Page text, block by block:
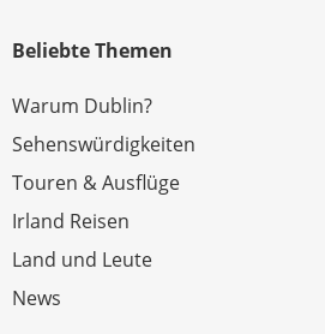
Beliebte Themen
Warum Dublin?
Sehenswürdigkeiten
Touren & Ausflüge
Irland Reisen
Land und Leute
News